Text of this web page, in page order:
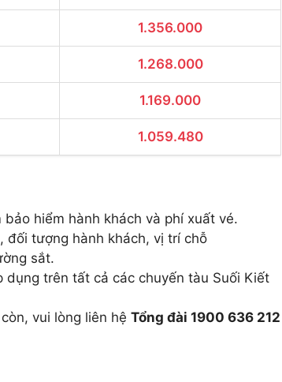
1.356.000
1.268.000
1.169.000
1.059.480
hiểm hành khách và phí xuất vé.
đối tượng hành khách, vị trí chỗ
sắt.
trên tất cả các chuyến tàu Suối Kiết
vui lòng liên hệ Tổng đài 1900 636 212